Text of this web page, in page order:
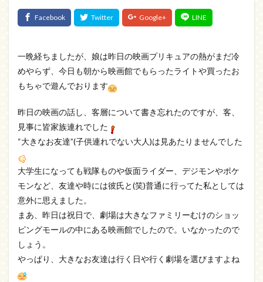
一晩経ちましたが、娘は昨日の映画プリキュアの熱がまだ冷
めやらず、今日も朝から映画館でもらったライトや買ったお
もちゃで遊んでおります
昨日の映画の話し、客層について書き忘れたのですが、客、
見事に皆家族連れでした
“大きなお友達”(子供連れでない大人)は見あたりませんでした
大学生になっても戦隊ものや仮面ライダー、デジモンやポケ
モンなど、友達や時には彼氏と(笑)普通に行ってた私としては
意外に思えました。
まあ、昨日は祝日で、劇場は大きなファミリーむけのショッ
ピングモールの中にある映画館でしたので。いなかったので
しょう。
やっぱり、大きなお友達は行く日や行く劇場を選びますよね